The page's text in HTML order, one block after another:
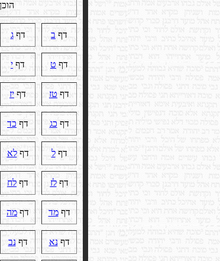
דף ב דףג
דף ט דף י
דף טז דף יז
דף כג דף כד
דףל דףלא
דףלז דף לח
דףמד דף מה
דףנא דףנב